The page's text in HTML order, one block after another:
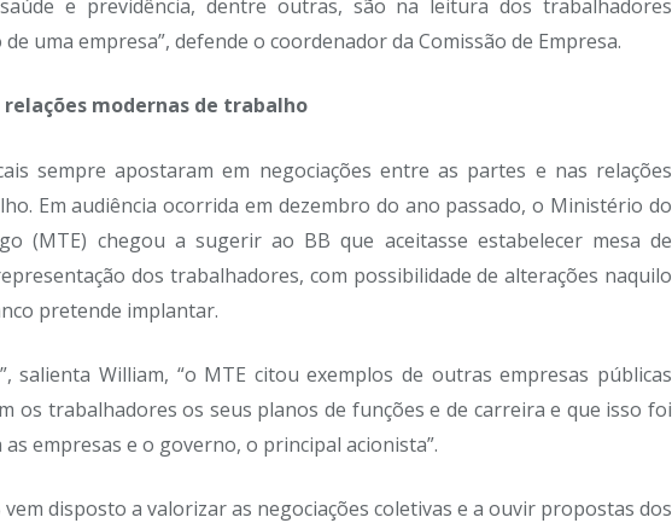
e previdência, dentre outras, são na leitura dos trabalhadores
uma empresa”, defende o coordenador da Comissão de Empresa.
modernas de trabalho
sempre apostaram em negociações entre as partes e nas relações
Em audiência ocorrida em dezembro do ano passado, o Ministério do
(MTE) chegou a sugerir ao BB que aceitasse estabelecer mesa de
dos trabalhadores, com possibilidade de alterações naquilo
pretende implantar.
salienta William, “o MTE citou exemplos de outras empresas públicas
os trabalhadores os seus planos de funções e de carreira e que isso foi
empresas e o governo, o principal acionista”.
vem disposto a valorizar as negociações coletivas e a ouvir propostas dos